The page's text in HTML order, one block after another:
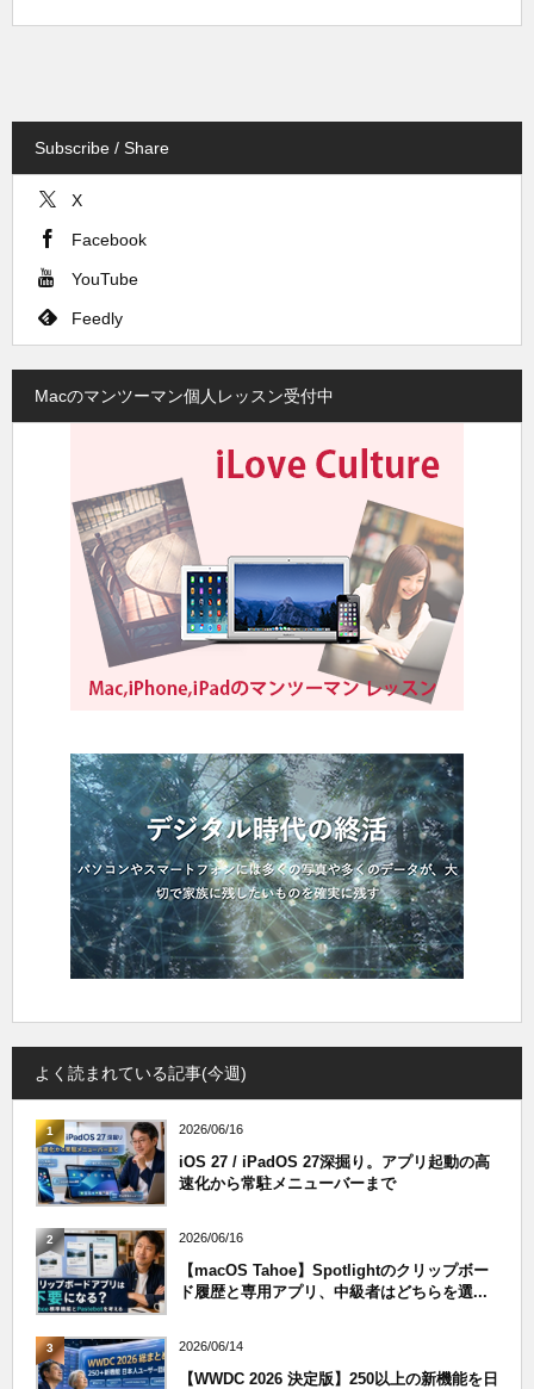
Subscribe / Share
X
Facebook
YouTube
Feedly
Macのマンツーマン個人レッスン受付中
よく読まれている記事(今週)
1 2026/06/16
iOS 27 / iPadOS 27深掘り。アプリ起動の高
速化から常駐メニューバーまで
2 2026/06/16
【macOS Tahoe】Spotlightのクリップボー
ド履歴と専用アプリ、中級者はどちらを選...
3 2026/06/14
【WWDC 2026 決定版】250以上の新機能を日